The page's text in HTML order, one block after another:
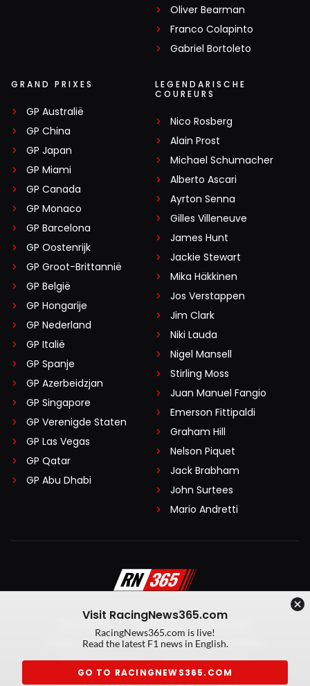
Oliver Bearman
Franco Colapinto
Gabriel Bortoleto
GRAND PRIXES
GP Australië
GP China
GP Japan
GP Miami
GP Canada
GP Monaco
GP Barcelona
GP Oostenrijk
GP Groot-Brittannië
GP België
GP Hongarije
GP Nederland
GP Italië
GP Spanje
GP Azerbeidzjan
GP Singapore
GP Verenigde Staten
GP Las Vegas
GP Qatar
GP Abu Dhabi
LEGENDARISCHE
COUREURS
Nico Rosberg
Alain Prost
Michael Schumacher
Alberto Ascari
Ayrton Senna
Gilles Villeneuve
James Hunt
Jackie Stewart
Mika Häkkinen
Jos Verstappen
Jim Clark
Niki Lauda
Nigel Mansell
Stirling Moss
Juan Manuel Fangio
Emerson Fittipaldi
Graham Hill
Nelson Piquet
Jack Brabham
John Surtees
Mario Andretti
Algemene voorwaarden
Privacy Policy
Created by On Your Marks
Privacy manager
Kansspeluitingen
Visit RacingNews365.com
RacingNews365.com is live!
Read the latest F1 news in English.
GO TO RACINGNEWS365.COM